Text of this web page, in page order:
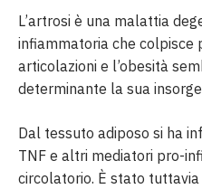
L’artrosi è una malattia
infiammatoria che colpisce
articolazioni e l’obesità
determinante la sua
Dal tessuto adiposo si ha
TNF e altri mediatori pro-
circolatorio. È stato